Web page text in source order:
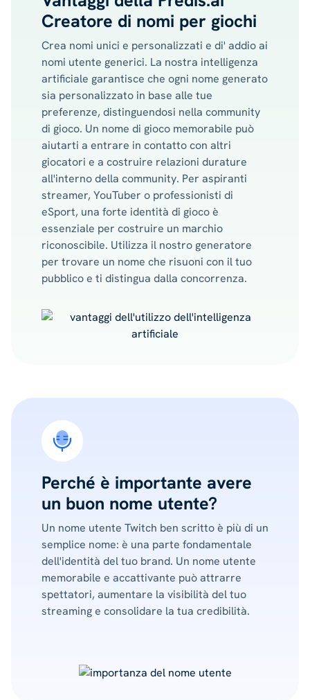
Creatore di nomi per giochi
Crea nomi unici e personalizzati e di' addio ai
nomi utente generici. La nostra intelligenza
artificiale garantisce che ogni nome generato
sia personalizzato in base alle tue
preferenze, distinguendosi nella community
di gioco. Un nome di gioco memorabile può
aiutarti a entrare in contatto con altri
giocatori e a costruire relazioni durature
all'interno della community. Per aspiranti
streamer, YouTuber o professionisti di
eSport, una forte identità di gioco è
essenziale per costruire un marchio
riconoscibile. Utilizza il nostro generatore
per trovare un nome che risuoni con il tuo
pubblico e ti distingua dalla concorrenza.
Perché è importante avere
un buon nome utente?
Un nome utente Twitch ben scritto è più di un
semplice nome: è una parte fondamentale
dell'identità del tuo brand. Un nome utente
memorabile e accattivante può attrarre
spettatori, aumentare la visibilità del tuo
streaming e consolidare la tua credibilità.